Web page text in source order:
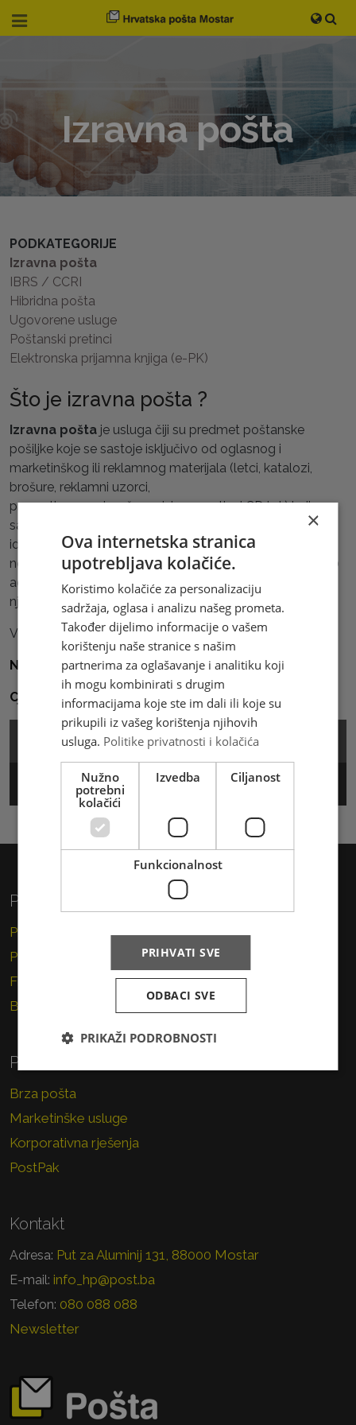
Izravna pošta
PODKATEGORIJE
Izravna pošta
IBRS / CCRI
Hibridna pošta
Ugovorene usluge
Poštanski pretinci
Elektronska prijamna knjiga (e-PK)
Što je izravna pošta ?
Izravna pošta je usluga čiji su predmet poštanske
pošiljke koje se sastoje isključivo od oglasnog i
marketinškog ili reklamnog materijala (letci, katalozi,
brošure, reklamni uzorci,
promotivne novine, časopisi, promotivni CD i sl.) koji
sadrži istovjetnu poruku, izuzev imena, adrese,
identifikacijske oznake primatelja te drugih izmjena koje
ne mijenjaju sadržaj poruke,a koje se šalju najmanje na 30
adresa koje je pošiljatelj označio na pošiljkama i na
njihovim omotima.
Više pogledajte:
Namjena usluge Izravna pošta
Cjenik
Cjenik
Track & Trace
Privatni korisnici
Pismo
Paket
Financijske usluge
Brzojav
Poslovni korisnici
Brza pošta
Marketinške usluge
Korporativna rješenja
PostPak
Kontakt
Adresa: Put za Aluminij 131, 88000 Mostar
E-mail: info_hp@post.ba
Telefon: 080 088 088
Newsletter
×
Ova internetska stranica
upotrebljava kolačiće.
Koristimo kolačiće za personalizaciju
sadržaja, oglasa i analizu našeg prometa.
Također dijelimo informacije o vašem
korištenju naše stranice s našim
partnerima za oglašavanje i analitiku koji
ih mogu kombinirati s drugim
informacijama koje ste im dali ili koje su
prikupili iz vašeg korištenja njihovih
usluga. Politike privatnosti i kolačića
Nužno
potrebni
kolačići
Izvedba Ciljanost
Funkcionalnost
PRIHVATI SVE
ODBACI SVE
PRIKAŽI PODROBNOSTI